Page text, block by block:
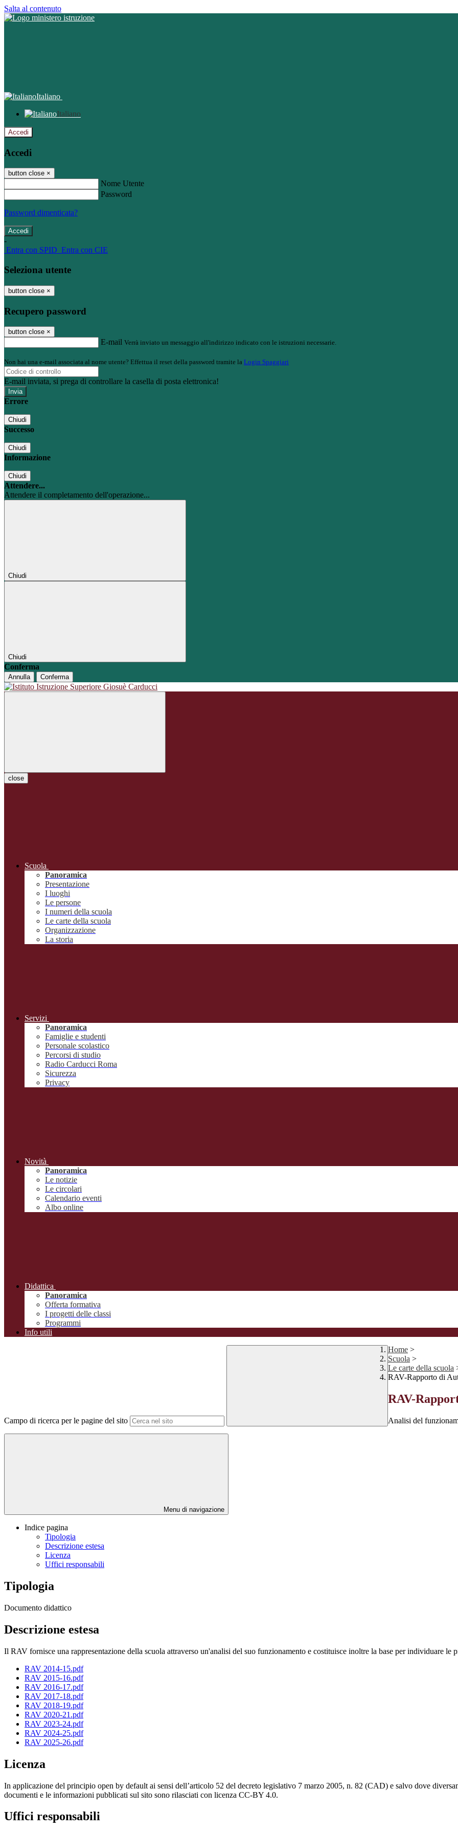
Salta al contenuto
Italiano
Italiano
Accedi
Accedi
button close ×
Nome Utente
Password
Password dimenticata?
-
Entra con SPID Entra con CIE
Seleziona utente
button close ×
Recupero password
button close ×
E-mail Verrà inviato un messaggio all'indirizzo indicato con le istruzioni necessarie.
Non hai una e-mail associata al nome utente? Effettua il reset della password tramite la Login Spaggiari
E-mail inviata, si prega di controllare la casella di posta elettronica!
Errore
Chiudi
Successo
Chiudi
Informazione
Chiudi
Attendere...
Attendere il completamento dell'operazione...
Chiudi
Chiudi
Conferma
Annulla Conferma
close
Scuola
Panoramica
Presentazione
I luoghi
Le persone
I numeri della scuola
Le carte della scuola
Organizzazione
La storia
Servizi
Panoramica
Famiglie e studenti
Personale scolastico
Percorsi di studio
Radio Carducci Roma
Sicurezza
Privacy
Novità
Panoramica
Le notizie
Le circolari
Calendario eventi
Albo online
Didattica
Panoramica
Offerta formativa
I progetti delle classi
Programmi
Info utili
Campo di ricerca per le pagine del sito
Home >
Scuola >
Le carte della scuola
RAV-Rapporto di
RAV-
Analisi del
Menu di navigazione
Indice pagina
Tipologia
Descrizione estesa
Licenza
Uffici responsabili
Tipologia
Documento didattico
Descrizione estesa
Il RAV fornisce una rappresentazione della scuola attraverso un'analisi del suo funzionamento e costituisce inoltre la base per individuare
RAV 2014-15.pdf
RAV 2015-16.pdf
RAV 2016-17.pdf
RAV 2017-18.pdf
RAV 2018-19.pdf
RAV 2020-21.pdf
RAV 2023-24.pdf
RAV 2024-25.pdf
RAV 2025-26.pdf
Licenza
In applicazione del principio open by default ai sensi dell’articolo 52 del decreto legislativo 7 marzo 2005, n. 82 (CAD) e salvo dove
documenti e le informazioni pubblicati sul sito sono rilasciati con licenza CC-BY 4.0.
Uffici responsabili